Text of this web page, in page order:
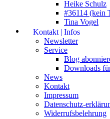
Heike Schulz
#36114 (kein
Tina Vogel
Kontakt | Infos
Newsletter
Service
Blog
Downloads
News
Kontakt
Impressum
Datenschutz-
Widerrufsbelehrung